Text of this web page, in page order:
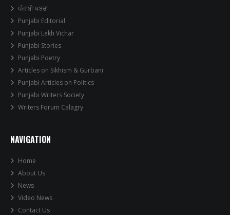
ਪੰਜਾਬੀ ਖਬਰਾਂ
Punjabi Editorial
Punjabi Lekh Vichar
Punjabi Stories
Punjabi Poetry
Articles on Sikhism & Gurbani
Punjabi Articles on Politics
Punjabi Writers Society
Writers Forum Calagry
NAVIGATION
Home
About Us
News
Video News
Contact Us